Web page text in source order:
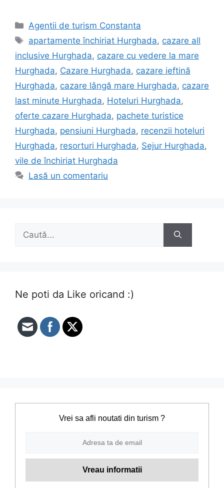
Categorii
Agentii de turism Constanta
Etichete
apartamente închiriat Hurghada, cazare all
inclusive Hurghada, cazare cu vedere la mare
Hurghada, Cazare Hurghada, cazare ieftină
Hurghada, cazare lângă mare Hurghada, cazare
last minute Hurghada, Hoteluri Hurghada,
oferte cazare Hurghada, pachete turistice
Hurghada, pensiuni Hurghada, recenzii hoteluri
Hurghada, resorturi Hurghada, Sejur Hurghada,
vile de închiriat Hurghada
Lasă un comentariu
după:
Ne poti da Like oricand :)
Vrei sa afli noutati din turism ?